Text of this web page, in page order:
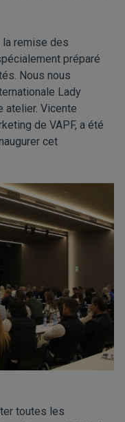
la remise des
préparé
Nous nous
Lady
atelier. Vicente
de VAPF, a été
cet
toutes les